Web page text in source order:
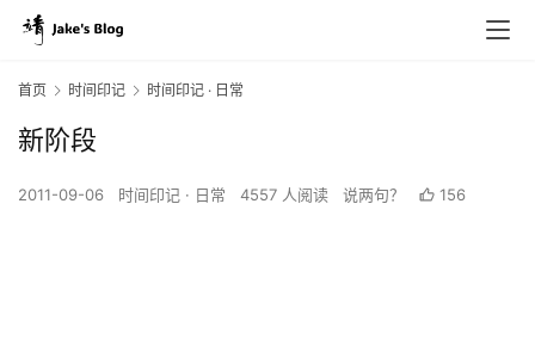
首页 时间印记 时间印记 · 日常
新阶段
2011-09-06 时间印记 · 日常 4557 人阅读 说两句？ 156